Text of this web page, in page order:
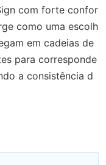
com forte confor
como uma escolh
em cadeias de
para corresponde
a consistência d